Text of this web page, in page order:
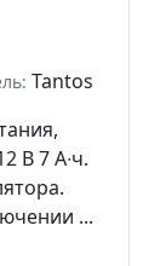
Tantos
В 7 А∙ч.
...